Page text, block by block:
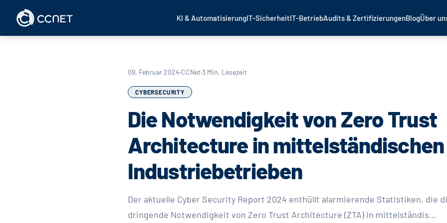
KI & AutomatisierungIT-SicherheitIT-BetriebAudits & ZertifizierungenBlogÜber
09. Februar 2024·CCNet·3 Min. Lesezeit
CYBERSECURITY
Die Notwendigkeit von Zero Trust
Architecture in mittelständischen
Industriebetrieben
Der aktuelle Cyber Security Report 2024 enthüllt alarmierende Statistiken, die
dringende Notwendigkeit von Zero Trust Architecture (ZTA) in mittelständis...